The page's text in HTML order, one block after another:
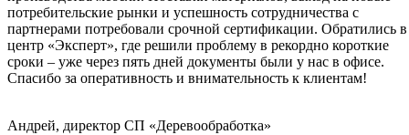
потребительские рынки и успешность сотрудничества с
партнерами потребовали срочной сертификации. Обратились в
центр «Эксперт», где решили проблему в рекордно короткие
сроки – уже через пять дней документы были у нас в офисе.
Спасибо за оперативность и внимательность к клиентам!
Андрей, директор СП «Деревообработка»